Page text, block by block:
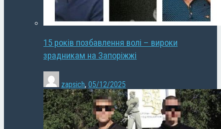
15 років позбавлення волі – вироки
зрадникам на Запоріжжі
zapsich, 05/12/2025